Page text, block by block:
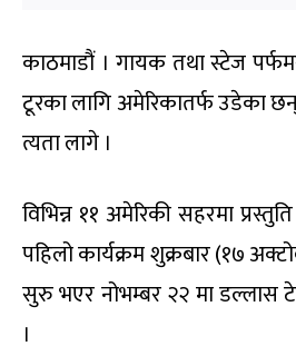
काठमाडौं । गायक तथा स्टेज
टूरका लागि अमेरिकातर्फ उडेका
त्यता लागे ।
विभिन्न ११ अमेरिकी सहरमा
पहिलो कार्यक्रम शुक्रबार (१७
सुरु भएर नोभम्बर २२ मा डल्लास
।